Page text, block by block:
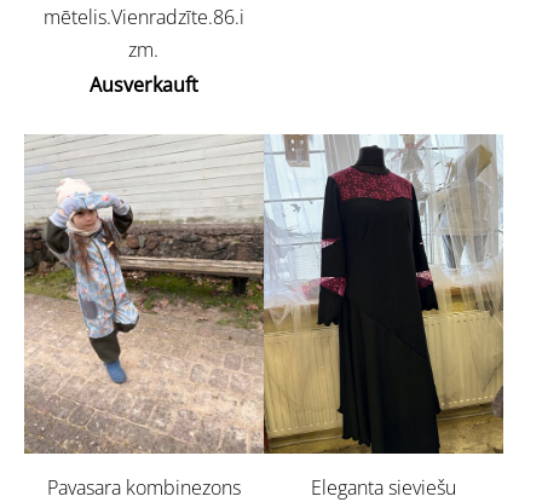
mētelis.Vienradzīte.86.i
zm.
Ausverkauft
Pavasara kombinezons
Eleganta sieviešu